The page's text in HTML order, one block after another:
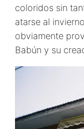
coloridos sin
atarse al
obviamente
Babún y su